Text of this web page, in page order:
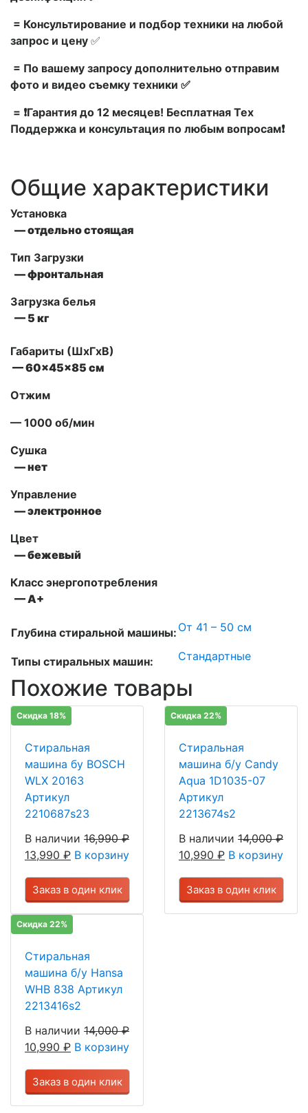
= Консультирование и подбор техники на любой
запрос и цену ✅
= По вашему запросу дополнительно отправим
фото и видео съемку техники ✅
= ❗Гарантия до 12 месяцев! Бесплатная Тех
Поддержка и консультация по любым вопросам❗
Общие характеристики
Установка
— отдельно стоящая
Тип Загрузки
— фронтальная
Загрузка белья
— 5 кг
Габариты (ШxГxВ)
— 60x45x85 см
Отжим
— 1000 об/мин
Сушка
— нет
Управление
— электронное
Цвет
— бежевый
Класс энергопотребления
— А+
Глубина стиральной машины: От 41 – 50 см
Типы стиральных машин: Стандартные
Похожие товары
Скидка 18%
Стиральная
машина бу BOSCH
WLX 20163
Артикул
2210687s23
В наличии 16,990₽
13,990 ₽ В корзину
Заказ в один клик
Скидка 22%
Стиральная
машина б/у Candy
Aqua 1D1035-07
Артикул
2213674s2
В наличии 14,000₽
10,990 ₽ В корзину
Заказ в один клик
Скидка 22%
Стиральная
машина б/у Hansa
WHB 838 Артикул
2213416s2
В наличии 14,000₽
10,990 ₽ В корзину
Заказ в один клик